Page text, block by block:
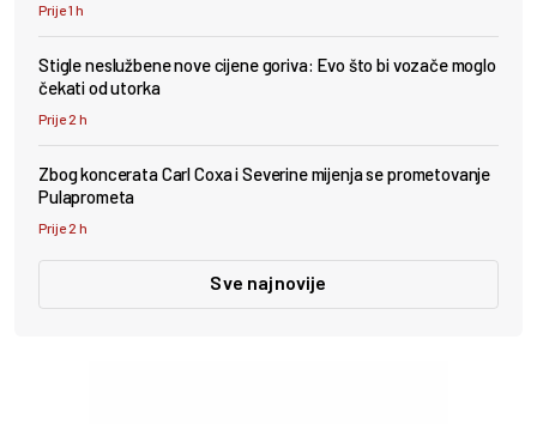
Prije 1 h
Stigle neslužbene nove cijene goriva: Evo što bi vozače moglo
čekati od utorka
Prije 2 h
Zbog koncerata Carl Coxa i Severine mijenja se prometovanje
Pulaprometa
Prije 2 h
Sve najnovije